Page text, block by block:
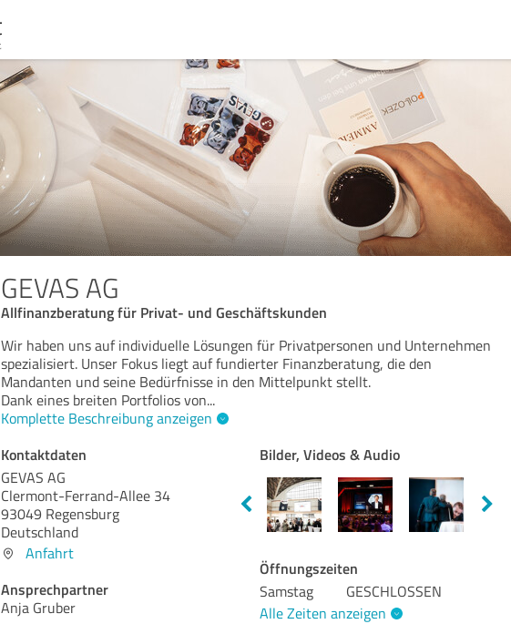
GEVAS AG
Allfinanzberatung für Privat- und Geschäftskunden
Wir haben uns auf individuelle Lösungen für Privatpersonen und Unternehmen
spezialisiert. Unser Fokus liegt auf fundierter Finanzberatung, die den
Mandanten und seine Bedürfnisse in den Mittelpunkt stellt.
Dank eines breiten Portfolios von...
Komplette Beschreibung anzeigen
Kontaktdaten
GEVAS AG
Clermont-Ferrand-Allee 34
93049 Regensburg
Deutschland
Anfahrt
Ansprechpartner
Anja Gruber
Bilder, Videos & Audio
Öffnungszeiten
Samstag
GESCHLOSSEN
Alle Zeiten anzeigen